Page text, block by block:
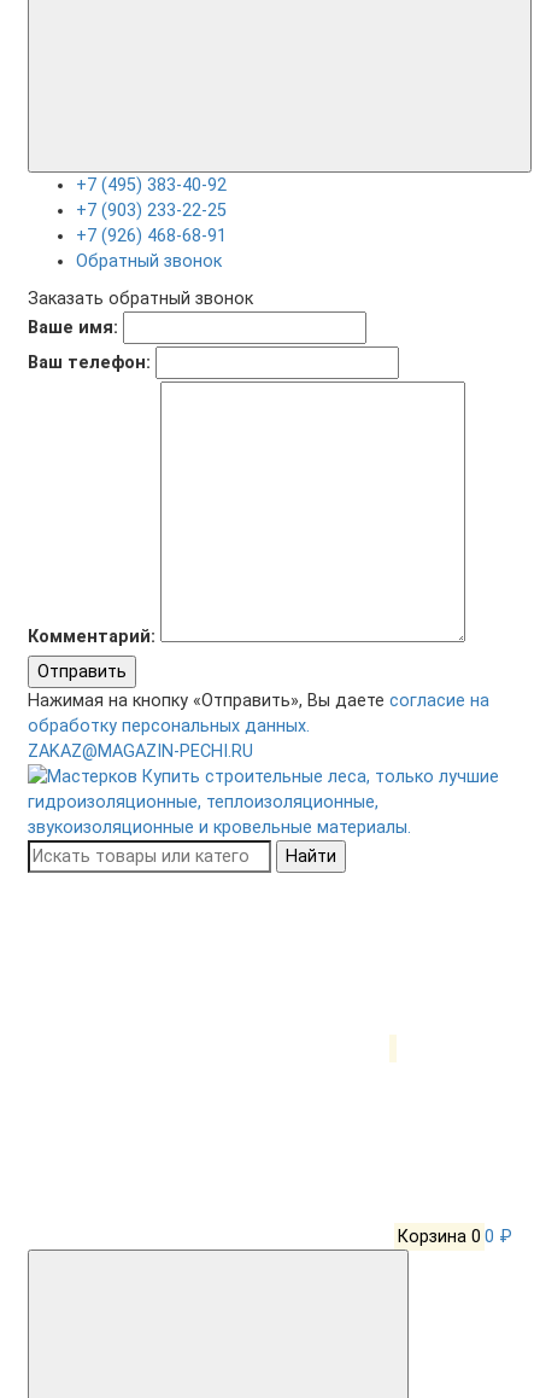
+7 (495) 383-40-92
+7 (903) 233-22-25
+7 (926) 468-68-91
Обратный звонок
Заказать обратный звонок
Ваше имя:
Ваш телефон:
Комментарий:
Отправить
Нажимая на кнопку «Отправить», Вы даете согласие на
обработку персональных данных.
ZAKAZ@MAGAZIN-PECHI.RU
Найти
Корзина 0 0 ₽